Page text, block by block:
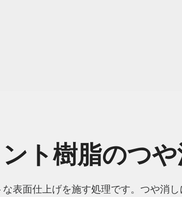
ト樹脂のつ
表面仕上げを施す処理です。つや消